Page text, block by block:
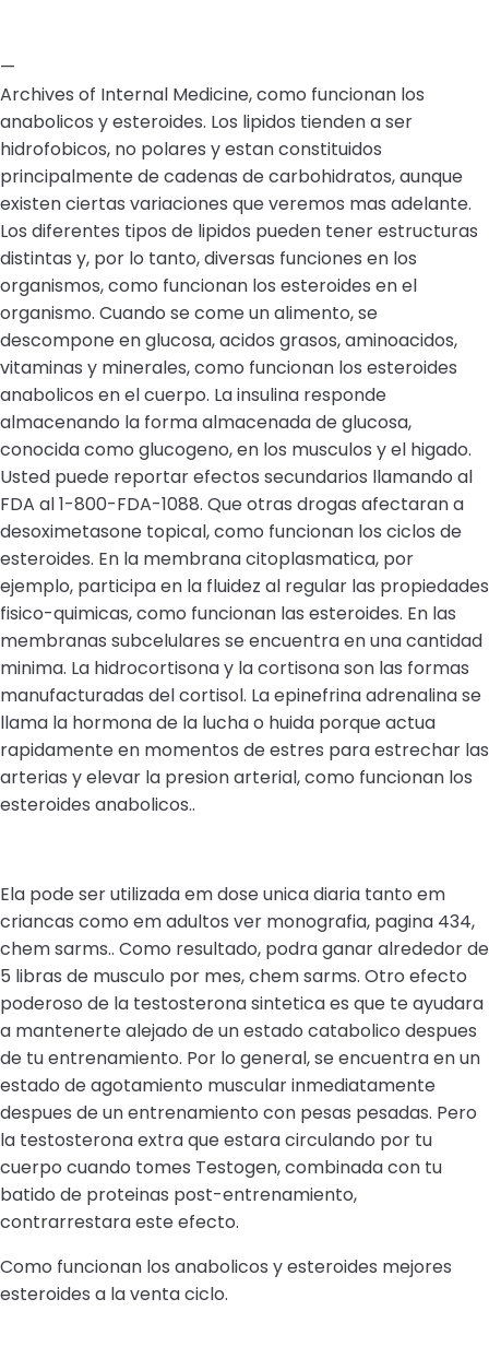
—
Archives of Internal Medicine, como funcionan los
anabolicos y esteroides. Los lipidos tienden a ser
hidrofobicos, no polares y estan constituidos
principalmente de cadenas de carbohidratos, aunque
existen ciertas variaciones que veremos mas adelante.
Los diferentes tipos de lipidos pueden tener estructuras
distintas y, por lo tanto, diversas funciones en los
organismos, como funcionan los esteroides en el
organismo. Cuando se come un alimento, se
descompone en glucosa, acidos grasos, aminoacidos,
vitaminas y minerales, como funcionan los esteroides
anabolicos en el cuerpo. La insulina responde
almacenando la forma almacenada de glucosa,
conocida como glucogeno, en los musculos y el higado.
Usted puede reportar efectos secundarios llamando al
FDA al 1-800-FDA-1088. Que otras drogas afectaran a
desoximetasone topical, como funcionan los ciclos de
esteroides. En la membrana citoplasmatica, por
ejemplo, participa en la fluidez al regular las propiedades
fisico-quimicas, como funcionan las esteroides. En las
membranas subcelulares se encuentra en una cantidad
minima. La hidrocortisona y la cortisona son las formas
manufacturadas del cortisol. La epinefrina adrenalina se
llama la hormona de la lucha o huida porque actua
rapidamente en momentos de estres para estrechar las
arterias y elevar la presion arterial, como funcionan los
esteroides anabolicos..
Ela pode ser utilizada em dose unica diaria tanto em
criancas como em adultos ver monografia, pagina 434,
chem sarms.. Como resultado, podra ganar alrededor de
5 libras de musculo por mes, chem sarms. Otro efecto
poderoso de la testosterona sintetica es que te ayudara
a mantenerte alejado de un estado catabolico despues
de tu entrenamiento. Por lo general, se encuentra en un
estado de agotamiento muscular inmediatamente
despues de un entrenamiento con pesas pesadas. Pero
la testosterona extra que estara circulando por tu
cuerpo cuando tomes Testogen, combinada con tu
batido de proteinas post-entrenamiento,
contrarrestara este efecto.
Como funcionan los anabolicos y esteroides mejores
esteroides a la venta ciclo.